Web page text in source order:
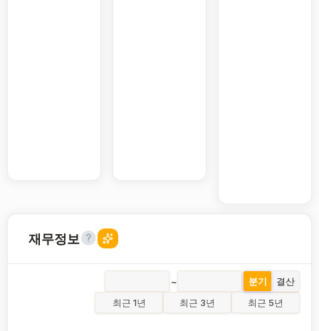
재무정보
~ 분기
결산
최근 1년
최근 3년 최근 5년